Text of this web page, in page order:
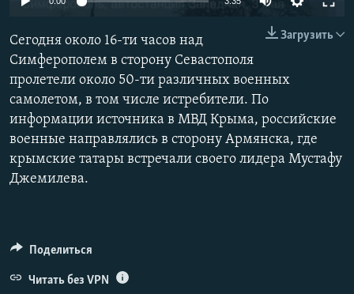
КРЫМ.НЕПОКОРЕННЫЙ
ELIFBE
УКРАИНСКАЯ ПРОБЛЕМА КРЫМА
Все сайты RFE/RL
Загрузить
Сегодня около 16-ти часов над
Симферополем в сторону Севастополя
пролетели около 50-ти различных военных
самолетом, в том числе истребители. По
информации источника в МВД Крыма, российские
военные направлялись в сторону Армянска, где
крымские татары встречали своего лидера Мустафу
Джемилева.
Поделиться
Читать без VPN